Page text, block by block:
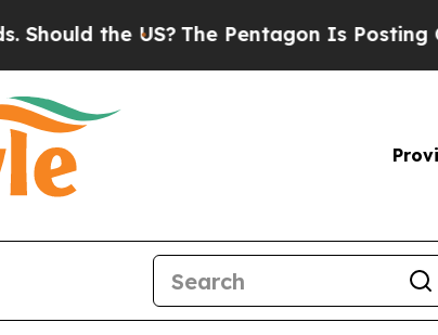
US?The Pentagon Is Posting Cryptic